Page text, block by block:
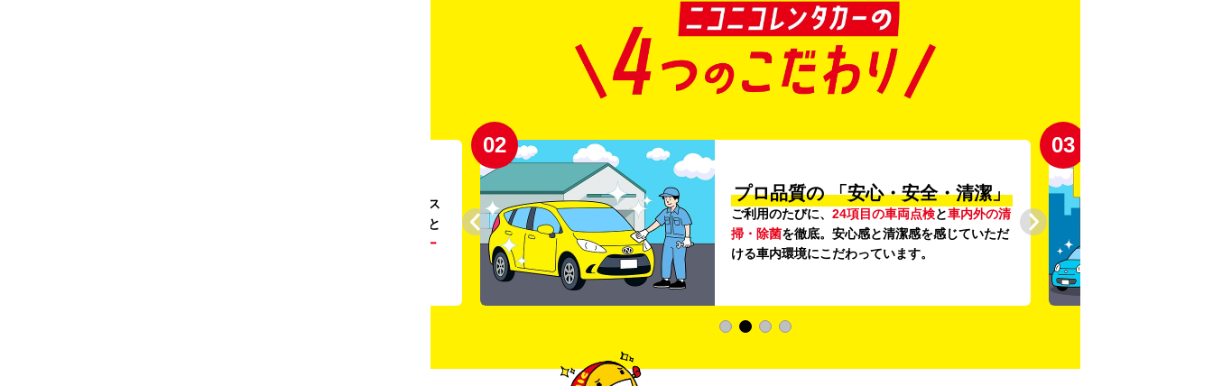
車内外の清
を徹底。安心感と清潔感を感じていただ
03
登録から4年未満の
新しい車がいっぱい♪
登録から4年未満の新しいクルマを多数導入し、
快適な車両の提供を追求しています。もちろん追
加料金は0円です。